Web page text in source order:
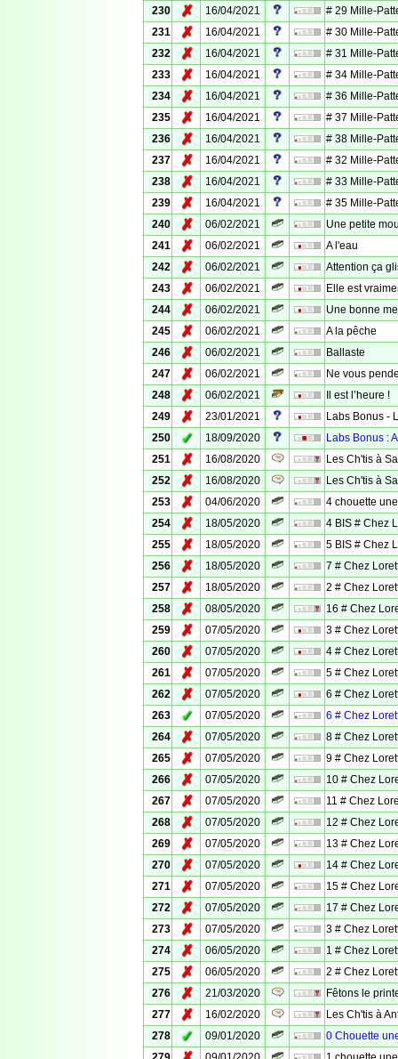
230
✗ 16/04/2021
# 29 Mille-
231
✗ 16/04/2021
# 30 Mille-
232
✗ 16/04/2021
# 31 Mille-
233
✗ 16/04/2021
# 34 Mille-
234
✗ 16/04/2021
# 36 Mille-
235
✗ 16/04/2021
# 37 Mille-
236
✗ 16/04/2021
# 38 Mille-
237
✗ 16/04/2021
# 32 Mille-
238
✗ 16/04/2021
# 33 Mille-
239
✗ 16/04/2021
# 35 Mille-
240
✗ 06/02/2021
Une petite
241
✗ 06/02/2021
A l'eau
242
✗ 06/02/2021
Attention ça
243
✗ 06/02/2021
Elle est
244
✗ 06/02/2021
Une bonne
245
✗ 06/02/2021
A la pêche
246
✗ 06/02/2021
Ballaste
247
✗ 06/02/2021
Ne vous
248
✗ 06/02/2021
Il est l’heure !
249
✗ 23/01/2021
Labs Bonus -
250
✓ 18/09/2020
Labs Bonus :
251
✗ 16/08/2020
Les Ch'tis à
252
✗ 16/08/2020
Les Ch'tis à
253
✗ 04/06/2020
4 chouette
254
✗ 18/05/2020
4 BIS # Chez
255
✗ 18/05/2020
5 BIS # Chez
256
✗ 18/05/2020
7 # Chez
257
✗ 18/05/2020
2 # Chez
258
✗ 08/05/2020
16 # Chez
259
✗ 07/05/2020
3 # Chez
260
✗ 07/05/2020
4 # Chez
261
✗ 07/05/2020
5 # Chez
262
✗ 07/05/2020
6 # Chez
263
✓ 07/05/2020
6 # Chez
264
✗ 07/05/2020
8 # Chez
265
✗ 07/05/2020
9 # Chez
266
✗ 07/05/2020
10 # Chez
267
✗ 07/05/2020
11 # Chez
268
✗ 07/05/2020
12 # Chez
269
✗ 07/05/2020
13 # Chez
270
✗ 07/05/2020
14 # Chez
271
✗ 07/05/2020
15 # Chez
272
✗ 07/05/2020
17 # Chez
273
✗ 07/05/2020
3 # Chez
274
✗ 06/05/2020
1 # Chez
275
✗ 06/05/2020
2 # Chez
276
✗ 21/03/2020
Fêtons le
277
✗ 16/02/2020
Les Ch'tis à
278
✓ 09/01/2020
0 Chouette